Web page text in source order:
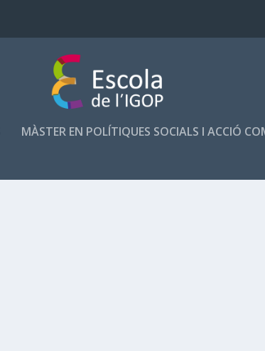
MÀSTER EN POLÍTIQUES SOCIALS I ACCIÓ